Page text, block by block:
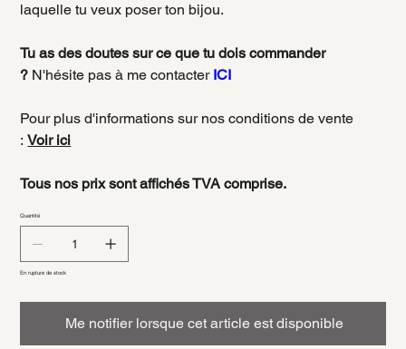
laquelle tu veux poser ton bijou.
Tu as des doutes sur ce que tu dois commander
? N'hésite pas à me contacter ICI
Pour plus d'informations sur nos conditions de vente
:Voir ici
Tous nos prix sont affichés TVA comprise.
Quantité
En rupture de stock
Me notifier lorsque cet article est disponible